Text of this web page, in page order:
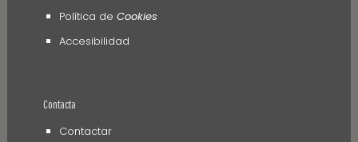
Política de Cookies
Accesibilidad
Contacta
Contactar